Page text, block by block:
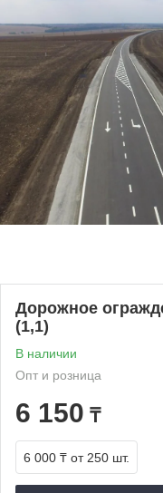
Дорожное
(1,1)
В наличии
Опт и розница
6 150 ₸
6 000 ₸ от 250 шт.